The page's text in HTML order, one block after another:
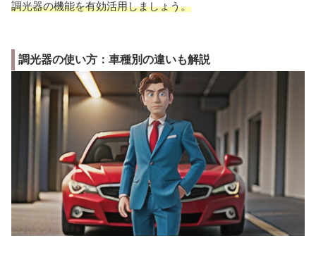
調光器の機能を有効活用しましょう。
調光器の使い方：車種別の違いも解説